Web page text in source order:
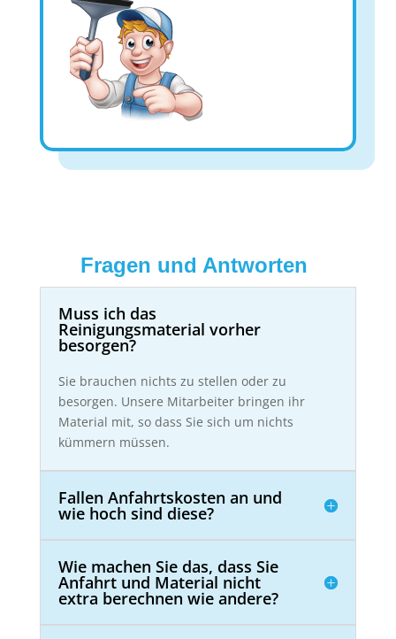
Fragen und Antworten
Muss ich das
Reinigungsmaterial vorher
besorgen?
Sie brauchen nichts zu stellen oder zu
besorgen. Unsere Mitarbeiter bringen ihr
Material mit, so dass Sie sich um nichts
kümmern müssen.
Fallen Anfahrtskosten an und
wie hoch sind diese?
Wie machen Sie das, dass Sie
Anfahrt und Material nicht
extra berechnen wie andere?